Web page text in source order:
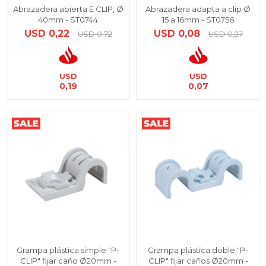
Abrazadera abierta E CLIP, Ø
40mm - ST0744
USD 0,22 USD 0,72
USD
0,19
Abrazadera adapta a clip Ø
15 a 16mm - ST0756
USD 0,08 USD 0,27
USD
0,07
Grampa plástica simple "P-
CLIP" fijar caño Ø20mm -
Grampa plástica doble "P-
CLIP" fijar caños Ø20mm -